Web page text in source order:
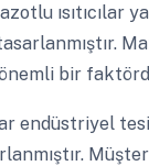
ısıtıcılar
bir
endüstriyel